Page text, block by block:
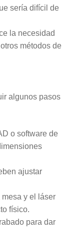
sería difícil de
la necesidad
métodos de
algunos pasos
o software de
ajustar
y el láser
físico.
para dar